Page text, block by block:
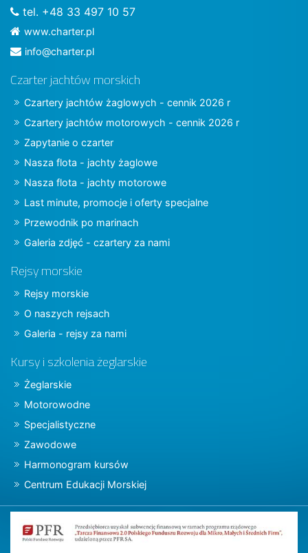
tel. +48 33 497 10 57
www.charter.pl
info@charter.pl
Czarter jachtów morskich
Czartery jachtów żaglowych - cennik 2026 r
Czartery jachtów motorowych - cennik 2026 r
Zapytanie o czarter
Nasza flota - jachty żaglowe
Nasza flota - jachty motorowe
Last minute, promocje i oferty specjalne
Przewodnik po marinach
Galeria zdjęć - czartery za nami
Rejsy morskie
Rejsy morskie
O naszych rejsach
Galeria - rejsy za nami
Kursy i szkolenia żeglarskie
Żeglarskie
Motorowodne
Specjalistyczne
Zawodowe
Harmonogram kursów
Centrum Edukacji Morskiej